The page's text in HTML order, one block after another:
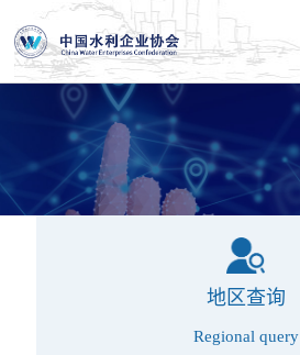
地区查询
Regional query